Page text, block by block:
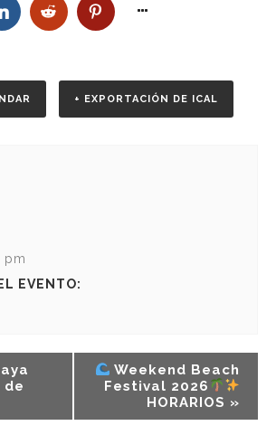
+ EXPORTACIÓN DE ICAL
pm
EVENTO:
de
Weekend Beach
Festival 2026
HORARIOS »